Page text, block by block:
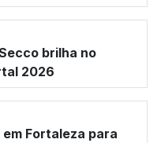
brilha no
2026
Fortaleza para